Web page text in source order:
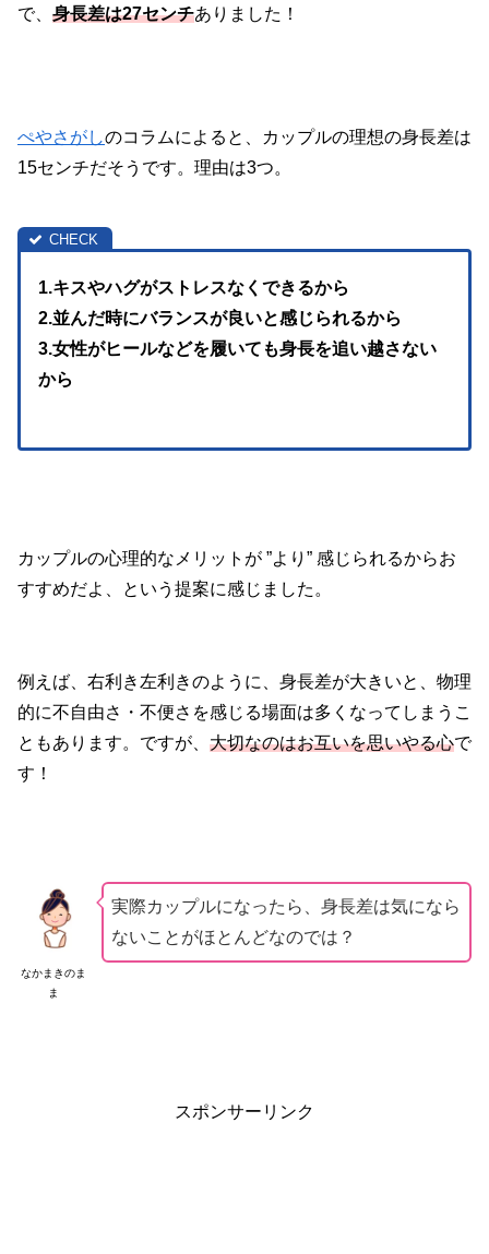
で、 身長差は27センチありました！
ぺやさがしのコラムによると、カップルの理想の身長差は
15センチだそうです。理由は3つ。
1.キスやハグがストレスなくできるから
2.並んだ時にバランスが良いと感じられるから
3.女性がヒールなどを履いても身長を追い越さない
から
カップルの心理的なメリットが ”より” 感じられるからお
すすめだよ、という提案に感じました。
例えば、右利き左利きのように、身長差が大きいと、物理
的に不自由さ・不便さを感じる場面は多くなってしまうこ
ともあります。ですが、 大切なのはお互いを思いやる心で
す！
なかまきのま
ま
実際カップルになったら、身長差は気になら
ないことがほとんどなのでは？
スポンサーリンク